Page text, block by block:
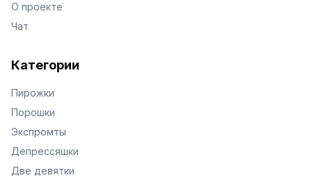
О проекте
Чат
Категории
Пирожки
Порошки
Экспромты
Депрессяшки
Две девятки